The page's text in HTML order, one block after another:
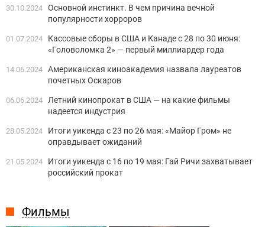
Фильмы
30.10.2024 Основной инстинкт. В чем причина вечной
популярности хорроров
01.07.2024
Кассовые сборы в США и Канаде с 28 по 30 июня:
«Головоломка 2» — первый миллиардер года
14.06.2024 Американская киноакадемия назвала лауреатов
почетных Оскаров
06.06.2024
Летний кинопрокат в США — на какие фильмы
надеется индустрия
28.05.2024
Итоги уикенда с 23 по 26 мая: «Майор Гром» не
оправдывает ожиданий
21.05.2024
Итоги уикенда с 16 по 19 мая: Гай Ричи захватывает
российский прокат